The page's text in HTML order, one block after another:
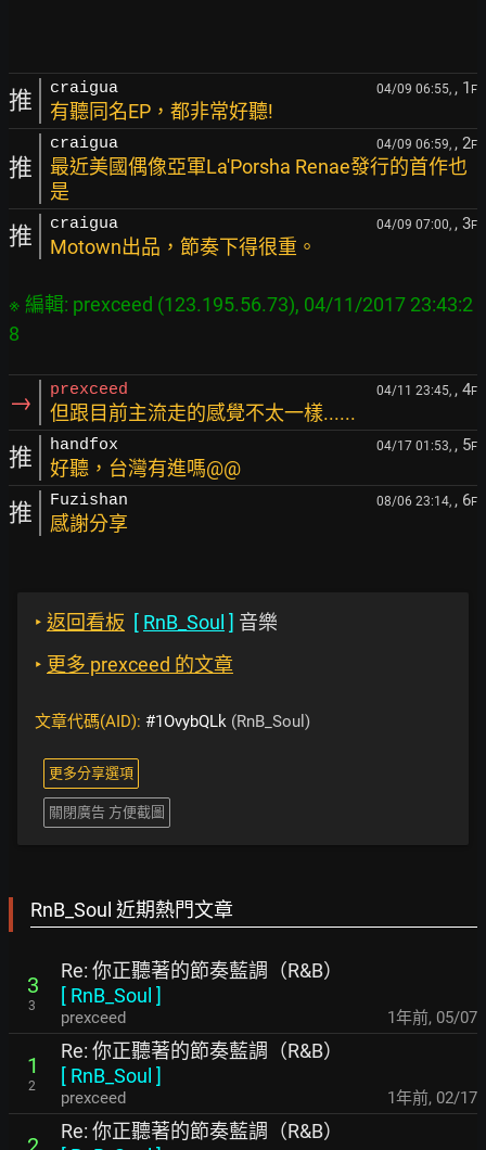
推 craigua 04/09 06:55, , 1 F
有聽同名EP，都非常好聽!
推
craigua 04/09 06:59, , 2F
最近美國偶像亞軍La'Porsha Renae發行的首作也
是
推 craigua 04/09 07:00, , 3F
Motown出品，節奏下得很重。
※ 編輯: prexceed (123.195.56.73), 04/11/2017 23:43:2
→ prexceed 04/11 23:45, , 4F
但跟目前主流走的感覺不太一樣......
推 handfox 04/17 01:53, , 5F
好聽，台灣有進嗎@@
推 Fuzishan 08/06 23:14, , 6F
感謝分享
‣ 返回看板 [ RnB_Soul ] 音樂
‣ 更多 prexceed 的文章
文章代碼(AID): #1OvybQLk (RnB_Soul)
更多分享選項
關閉廣告 方便截圖
RnB_Soul 近期熱門文章
3
3
Re: 你正聽著的節奏藍調（R&B）
[ RnB_Soul ]
prexceed 1年前, 05/07
1
2
Re: 你正聽著的節奏藍調（R&B）
[ RnB_Soul ]
prexceed 1年前, 02/17
Re: 你正聽著的節奏藍調（R&B）